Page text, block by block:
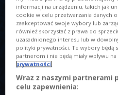
Święto Trzech Króli oznacza
O AUDYCJI
informacji na urządzeniu, takich jak
cookie w celu przetwarzania danych
zaakceptować swoje wybory lub
również skorzystać z prawa do
uzasadnionego interesu lub w
polityki prywatności. Te wybory będą
partnerom i nie będą miały wpływu na
prywatności
Wraz z naszymi partnerami
celu zapewnienia: